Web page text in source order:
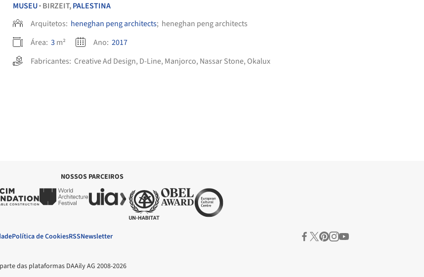
MUSEU• BIRZEIT,PALESTINA
Arquitetos: heneghan peng architects; heneghan peng architects
Área: 3 m² Ano: 2017
Fabricantes: Creative Ad Design, D-Line, Manjorco, Nassar Stone, Okalux